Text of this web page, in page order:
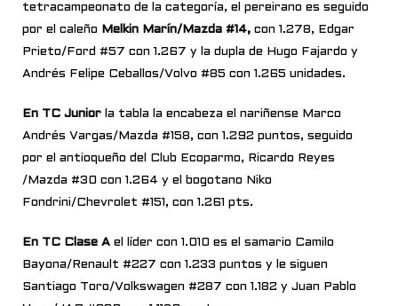
tetracampeonato de la categoría, el pereirano es seguido
por el caleño
Melkin Marín/Mazda #14, con 1.278, Edgar
Prieto/Ford #57 con 1.267 y la dupla de Hugo Fajardo y
Andrés Felipe Ceballos/Volvo #85 con 1.265 unidades.
En TC Junior la tabla la encabeza el nariñense Marco
Andrés Vargas/Mazda #158, con 1.292 puntos, seguido
por el antioqueño del Club Ecoparmo, Ricardo Reyes
/Mazda #30 con 1.264 y el bogotano Niko
Fondrini/Chevrolet #151, con 1.261 pts.
En TC Clase A el líder con 1.010 es el samario Camilo
Bayona/Renault #227 con 1.233 puntos y le siguen
Santiago Toro/Volkswagen #287 con 1.182 y Juan Pablo